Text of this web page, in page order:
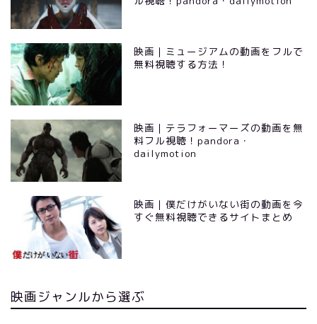
映画｜ミュージアムの動画をフルで
無料視聴する方法！
映画｜テラフォーマーズの動画を無
料フル視聴！pandora・
dailymotion
映画｜僕だけがいない街の動画を今
すぐ無料視聴できるサイトまとめ
映画ジャンルから選ぶ